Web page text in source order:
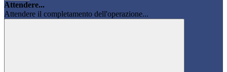
Attendere...
Attendere il completamento dell'operazione...